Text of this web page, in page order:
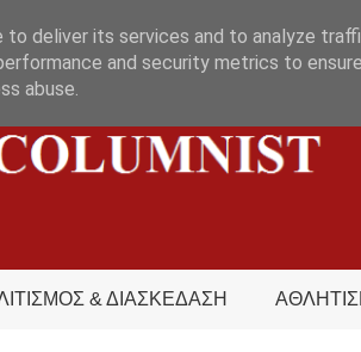
& ΔΙΑΣΚΕΔΑΣΗ
deliver its services and to analyze
and security metrics to
abuse.